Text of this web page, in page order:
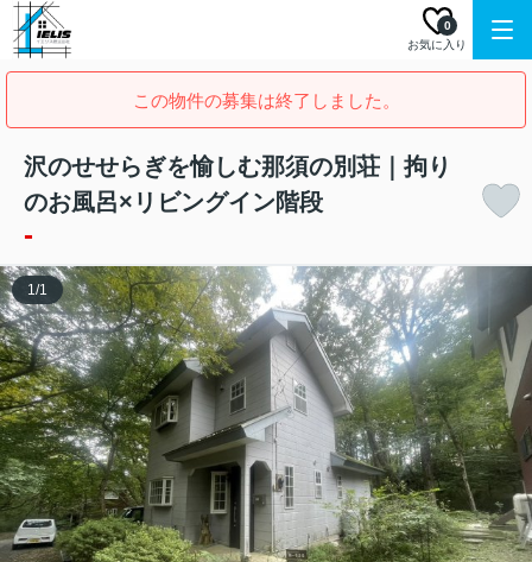
お気に入り
0
この物件の募集は終了しました。
沢のせせらぎを愉しむ那須の別荘｜拘り
のお風呂×リビングイン階段
-
1/1